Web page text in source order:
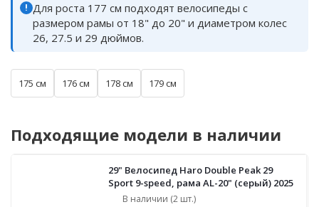
! Для роста 177 см подходят велосипеды с
размером рамы от 18" до 20" и диаметром колес
26, 27.5 и 29 дюймов.
175 см 176 см 178 см 179 см
Подходящие модели в наличии
29" Велосипед Haro Double Peak 29
Sport 9-speed, рама AL-20" (серый) 2025
В наличии (2 шт.)